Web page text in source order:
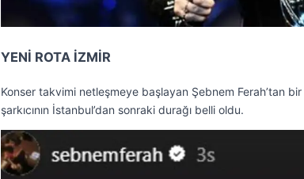
YENİ ROTA İZMİR
Konser takvimi netleşmeye başlayan Şebnem Ferah’tan
şarkıcının İstanbul’dan sonraki durağı belli oldu.